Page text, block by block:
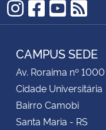
Instagram
RSS
CAMPUS SEDE
Av. Roraima nº 1000
Cidade Universitária
Bairro Camobi
Santa Maria - RS